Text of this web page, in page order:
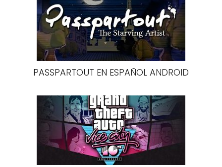
PASSPARTOUT EN ESPAÑOL ANDROID